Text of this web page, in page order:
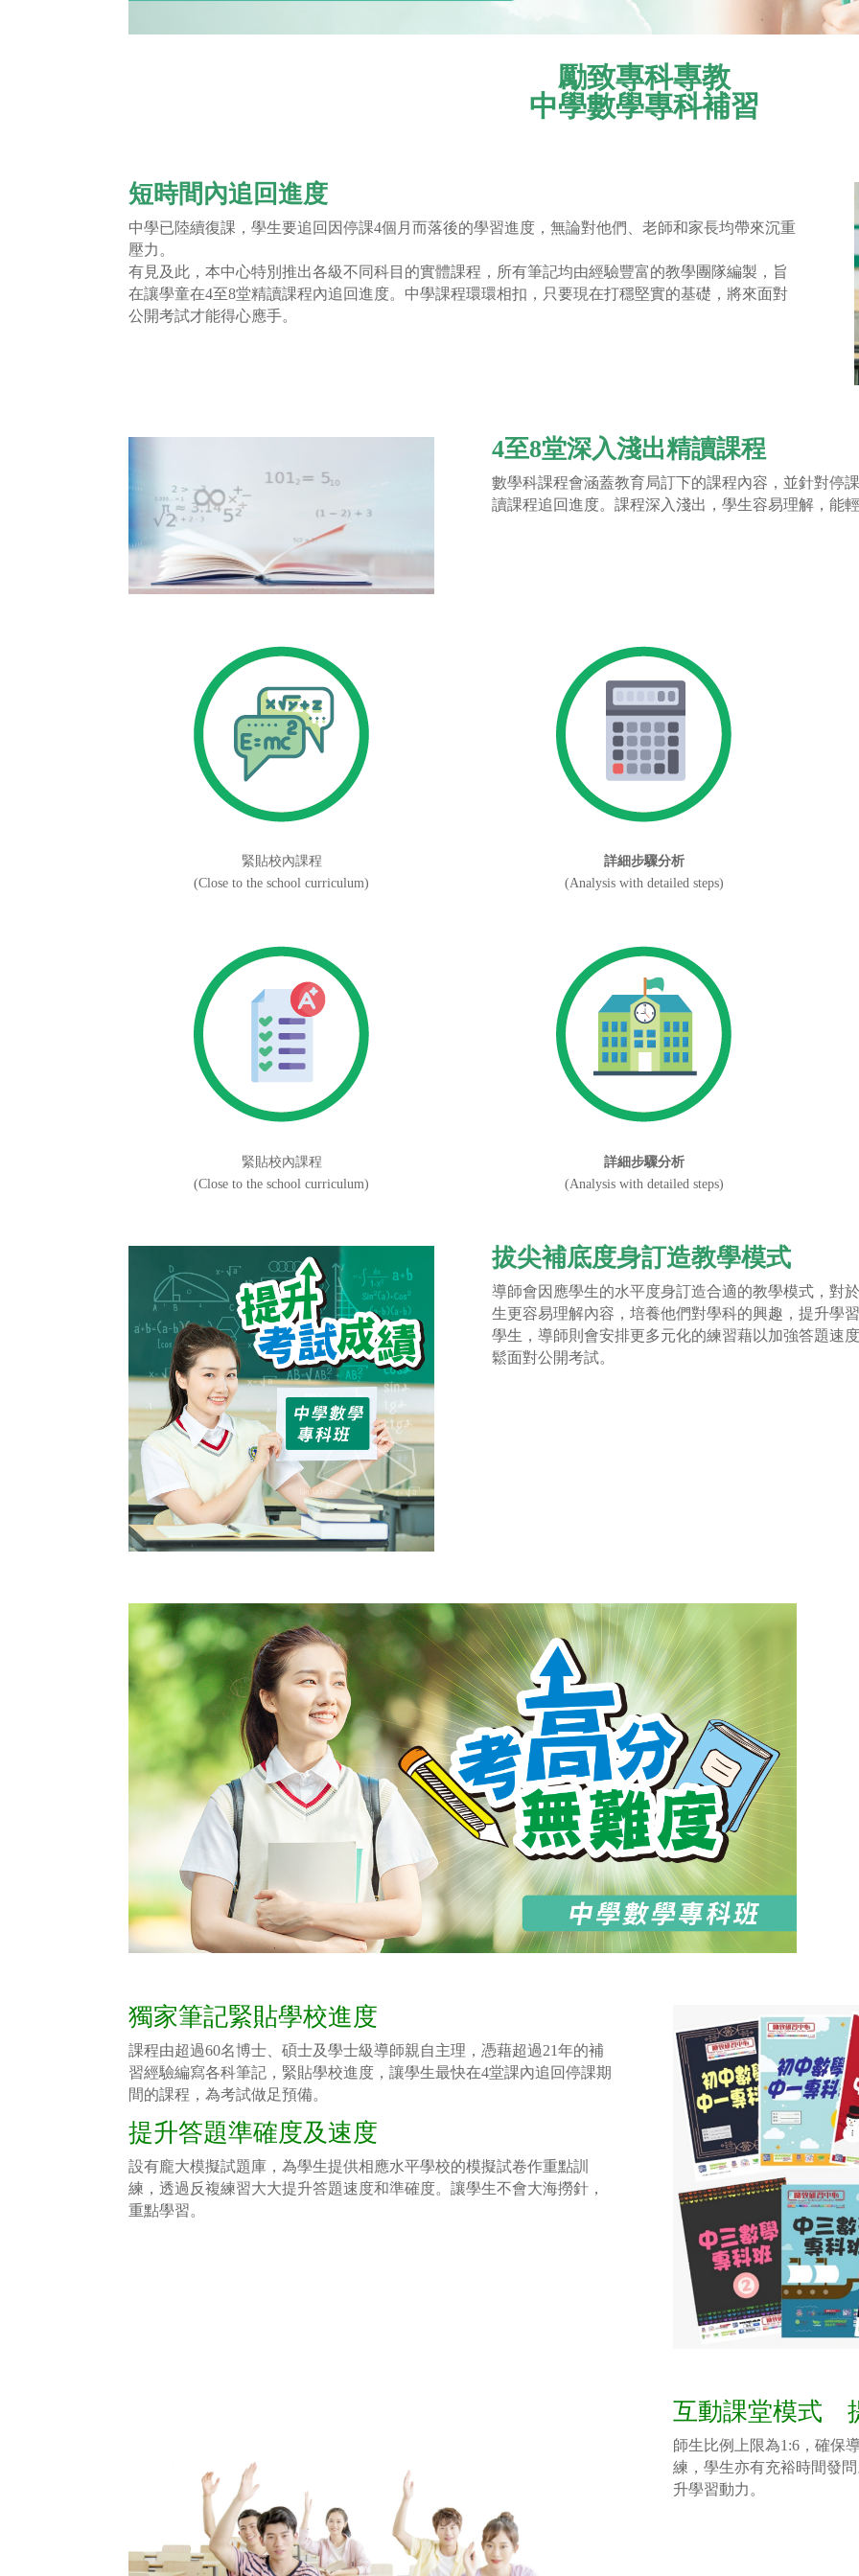
勵致專科專教
中學數學專科補習
短時間內追回進度
中學已陸續復課，學生要追回因停課4個月而落後的學習進度，無論對他們、老師和家長均帶來沉重
壓力。
有見及此，本中心特別推出各級不同科目的實體課程，所有筆記均由經驗豐富的教學團隊編製，旨
在讓學童在4至8堂精讀課程內追回進度。中學課程環環相扣，只要現在打穩堅實的基礎，將來面對
公開考試才能得心應手。
4至8堂深入淺出精讀課程
數學科課程會涵蓋教育局訂下的課程內容，並針對停
讀課程追回進度。課程深入淺出，學生容易理解，能
緊貼校內課程
(Close to the school curriculum)
詳細步驟分析
(Analysis with detailed steps)
緊貼校內課程
(Close to the school curriculum)
詳細步驟分析
(Analysis with detailed steps)
拔尖補底度身訂造教學模式
導師會因應學生的水平度身訂造合適的教學模式，對
生更容易理解內容，培養他們對學科的興趣，提升學
學生，導師則會安排更多元化的練習藉以加強答題速
鬆面對公開考試。
獨家筆記緊貼學校進度
課程由超過60名博士、碩士及學士級導師親自主理，憑藉超過21年的補
習經驗編寫各科筆記，緊貼學校進度，讓學生最快在4堂課內追回停課期
間的課程，為考試做足預備。
提升答題準確度及速度
設有龐大模擬試題庫，為學生提供相應水平學校的模擬試卷作重點訓
練，透過反複練習大大提升答題速度和準確度。讓學生不會大海撈針，
重點學習。
互動課堂模式
師生比例上限為1:6，確保
練，學生亦有充裕時間發
升學習動力。